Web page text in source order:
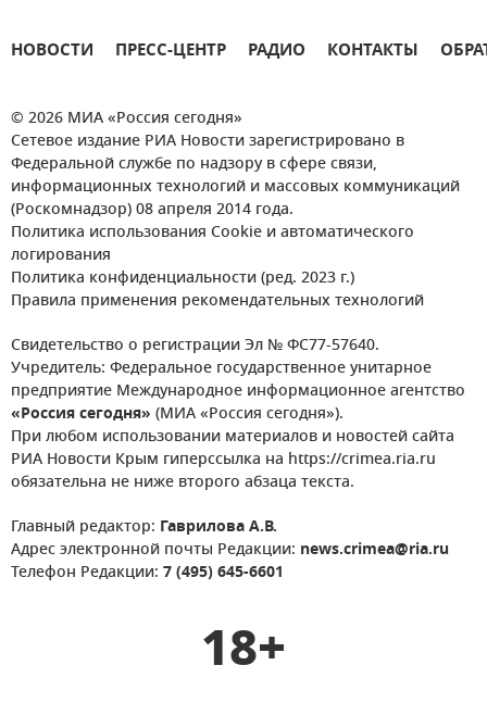
НОВОСТИ ПРЕСС-ЦЕНТР РАДИО КОНТАКТЫ
© 2026 МИА «Россия сегодня»
Сетевое издание РИА Новости зарегистрировано в
Федеральной службе по надзору в сфере связи,
информационных технологий и массовых коммуникаций
(Роскомнадзор) 08 апреля 2014 года.
Политика использования Cookie и автоматического
логирования
Политика конфиденциальности (ред. 2023 г.)
Правила применения рекомендательных технологий
Свидетельство о регистрации Эл № ФС77-57640.
Учредитель: Федеральное государственное унитарное
предприятие Международное информационное агентство
«Россия сегодня» (МИА «Россия сегодня»).
При любом использовании материалов и новостей сайта
РИА Новости Крым гиперссылка на https://crimea.ria.ru
обязательна не ниже второго абзаца текста.
Главный редактор: Гаврилова А.В.
Адрес электронной почты Редакции: news.crimea@ria.ru
Телефон Редакции: 7 (495) 645-6601
18+